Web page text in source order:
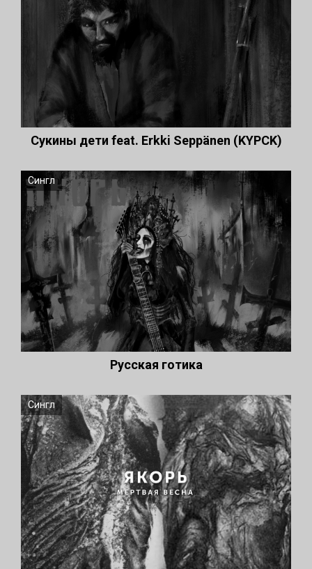
Сукины дети feat. Erkki Seppänen (KYPCK)
Сингл
Русская готика
Сингл